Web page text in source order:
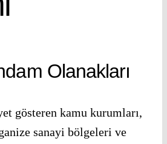
Olanakları
gösteren kamu kurumları,
sanayi bölgeleri ve